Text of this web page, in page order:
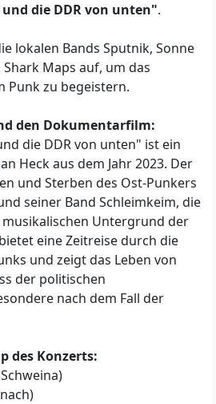
die DDR von unten".
lokalen Bands Sputnik, Sonne
Maps auf, um das
Punk zu begeistern.
den Dokumentarfilm:
die DDR von unten" ist ein
Heck aus dem Jahr 2023. Der
und Sterben des Ost-Punkers
seiner Band Schleimkeim, die
Untergrund der
eine Zeitreise durch die
und zeigt das Leben von
der politischen
nach dem Fall der
des Konzerts: